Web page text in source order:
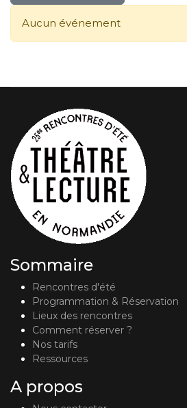
Aucun événement
Sommaire
Rencontres d'été
Programmation & Réservation
Lieux des rencontres
Comment réserver ?
Nos tarifs
Ressources
A propos